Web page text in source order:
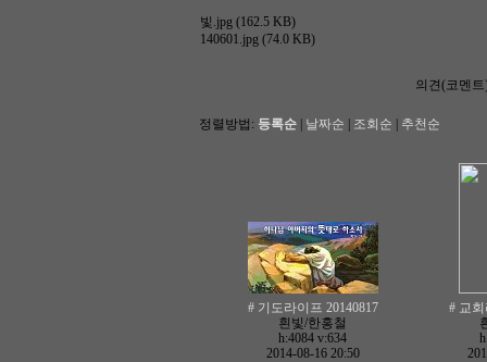
빛.jpg (162.5 KB)
140601.jpg (74.0 KB)
의견(코멘
정렬방법: 등록순 날짜순 조회순 추천순
# 기도라이프 20140817
흰빛/한홍철
h:4084 v:634
2014-08-16 20:50
# 교회